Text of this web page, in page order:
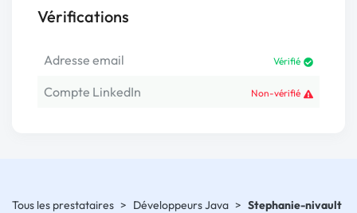
Vérifications
Adresse email Vérifié
Compte LinkedIn Non-vérifié
Tous les prestataires > Développeurs Java > Stephanie-nivault